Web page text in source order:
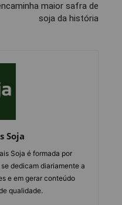
maior safra de
soja da história
Soja
Soja é formada por
dedicam diariamente a
e em gerar conteúdo
qualidade.